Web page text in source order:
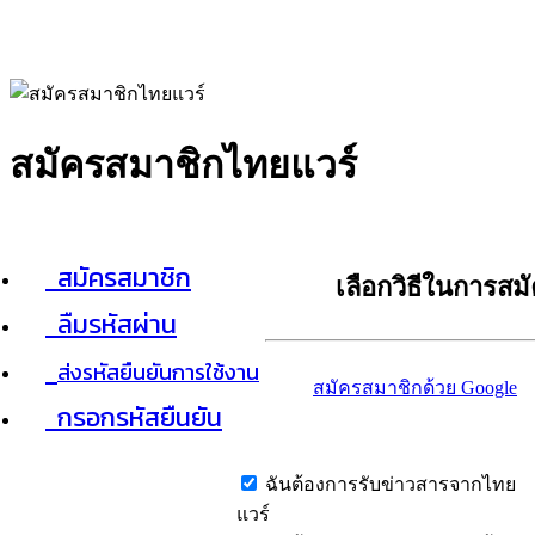
สมัครสมาชิกไทยแวร์
สมัครสมาชิก
ลืมรหัสผ่าน
ส่งรหัสยืนยันการใช้งาน
กรอกรหัสยืนยัน
เลือกวิธีในการส
สมัครสมาชิกด้วย Google
ฉันต้องการรับข่าวสารจากไทย
แวร์